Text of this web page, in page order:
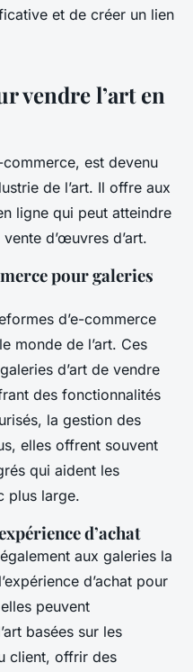
et de créer un lien
vendre l’art en
est devenu
de l’art. Il offre aux
ligne qui peut atteindre
d’œuvres d’art.
pour galeries
d’e-commerce
monde de l’art. Ces
d’art de vendre
des fonctionnalités
la gestion des
elles offrent souvent
qui aident les
plus large.
d’achat
aux galeries la
d’achat pour
peuvent
basées sur les
client, offrir des